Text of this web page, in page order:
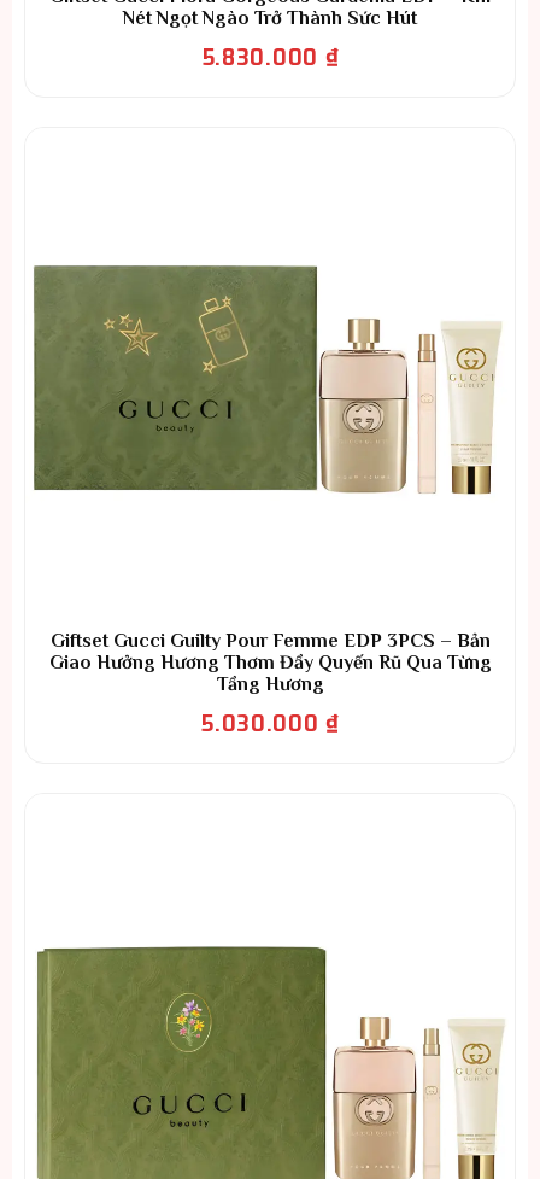
Nét Ngọt Ngào Trở Thành Sức Hút
5.830.000 ₫
Giftset Gucci Guilty Pour Femme EDP 3PCS – Bản
Giao Hưởng Hương Thơm Đầy Quyến Rũ Qua Từng
Tầng Hương
5.030.000₫